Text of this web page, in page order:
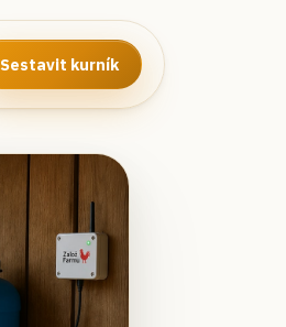
Sestavit kurník